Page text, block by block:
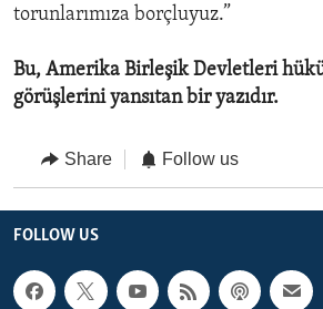
torunlarımıza borçluyuz.”
Bu, Amerika Birleşik Devletleri
görüşlerini yansıtan bir yazıdır.
Share Follow us
FOLLOW US